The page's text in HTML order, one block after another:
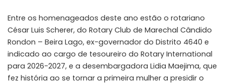
Entre os homenageados deste ano estão o rotariano
César Luis Scherer, do Rotary Club de Marechal Cândido
Rondon – Beira Lago, ex-governador do Distrito 4640 e
indicado ao cargo de tesoureiro do Rotary International
para 2026-2027, e a desembargadora Lidia Maejima, que
fez história ao se tornar a primeira mulher a presidir o